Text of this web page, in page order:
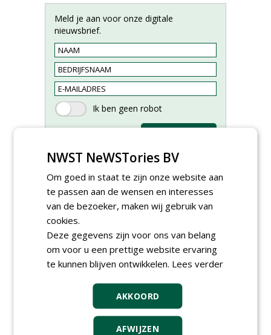
Meld je aan voor onze digitale
nieuwsbrief.
Hoofdgreenkeeper (m/v)
groepRotterdam
30-07-2026
Meewerkend Voorman
Sportvelden bij
09-07-2026, Castricum en Uitgeest
Hoofd Greenkeeper bij
golfbaan De Woeste Kop
09-07-2026, Axel
NWST NeWSTories BV
Om goed in staat te zijn onze website aan
te passen aan de wensen en interesses
van de bezoeker, maken wij gebruik van
cookies.
Deze gegevens zijn voor ons van belang
om voor u een prettige website ervaring
te kunnen blijven ontwikkelen. Lees verder
AKKOORD
AFWIJZEN